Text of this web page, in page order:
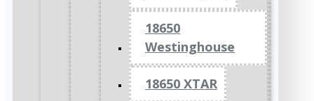
18650
Westinghouse
18650 XTAR